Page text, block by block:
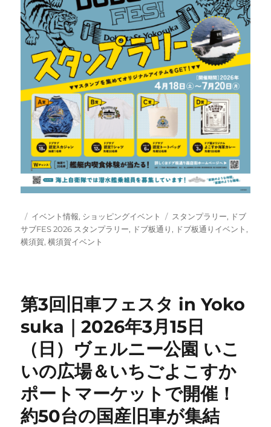
投
稿
日:
カ
テ
ゴ
イベント情報, ショッピングイベント
タ
グ
スタンプラリー, ドブ
サブFES 2026 スタンプラリー, ドブ板通り, ドブ板通りイベント,
横須賀,横須賀イベント
第3回旧車フェスタ in Yoko
suka｜2026年3月15日
（日）ヴェルニー公園 いこ
いの広場＆いちごよこすか
ポートマーケットで開催！
約50台の国産旧車が集結